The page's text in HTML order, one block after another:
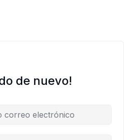
de nuevo!